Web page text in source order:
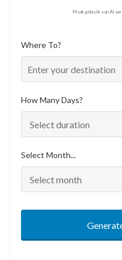
Maak gebruik van AI om
Where To?
How Many Days?
Select Month...